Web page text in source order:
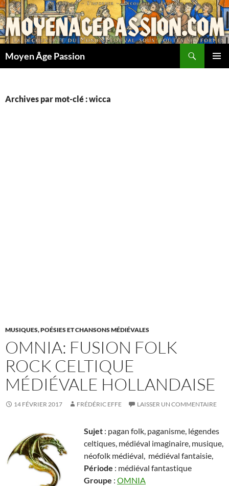
Aller
au
contenu
Moyen Âge Passion
Archives par mot-clé : wicca
MUSIQUES, POÉSIES ET CHANSONS MÉDIÉVALES
OMNIA: FUSION FOLK
ROCK CELTIQUE
MÉDIÉVALE HOLLANDAISE
14 FÉVRIER 2017 FRÉDÉRIC EFFE LAISSER UN COMMENTAIRE
Sujet : pagan folk, paganisme, légendes
celtiques, médiéval imaginaire, musique,
néofolk médiéval, médiéval fantaisie,
Période : médiéval fantastique
Groupe : OMNIA